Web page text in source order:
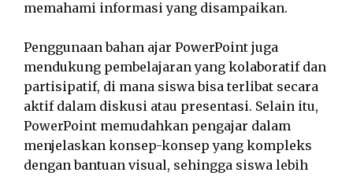
memahami informasi yang disampaikan.
Penggunaan bahan ajar PowerPoint juga
mendukung pembelajaran yang kolaboratif dan
partisipatif, di mana siswa bisa terlibat secara
aktif dalam diskusi atau presentasi. Selain itu,
PowerPoint memudahkan pengajar dalam
menjelaskan konsep-konsep yang kompleks
dengan bantuan visual, sehingga siswa lebih